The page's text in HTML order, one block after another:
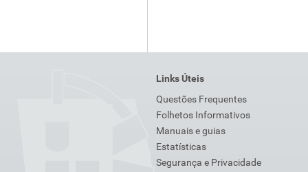
Links Úteis
Questões Frequentes
Folhetos Informativos
Manuais e guias
Estatísticas
Segurança e Privacidade